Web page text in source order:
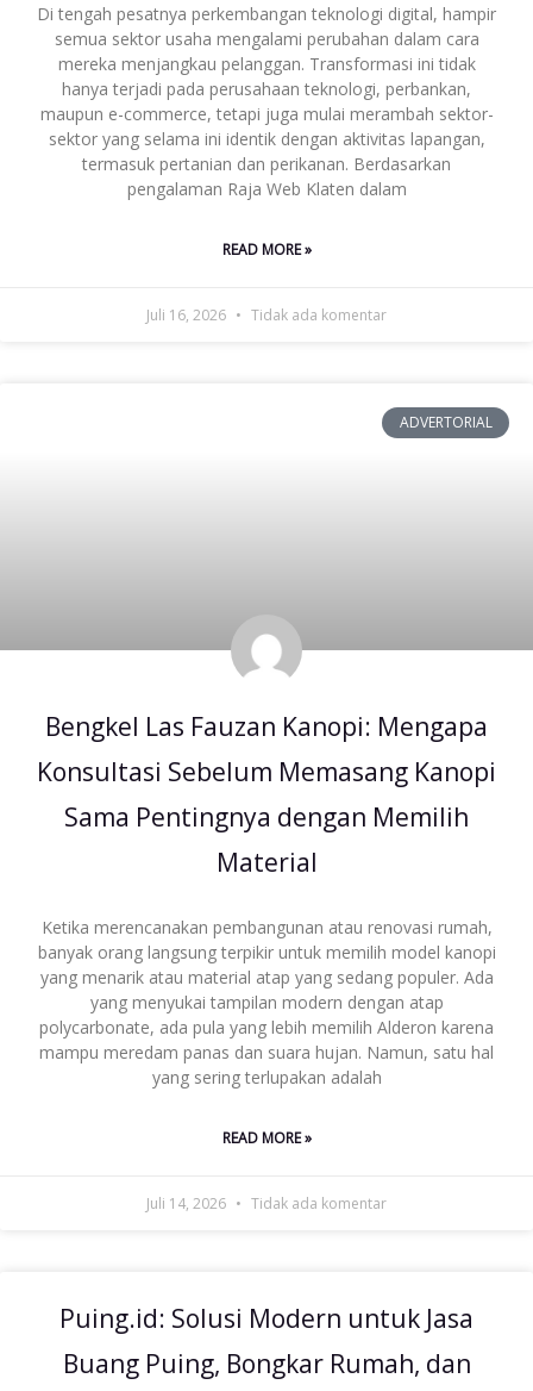
Di tengah pesatnya perkembangan teknologi digital, hampir
semua sektor usaha mengalami perubahan dalam cara
mereka menjangkau pelanggan. Transformasi ini tidak
hanya terjadi pada perusahaan teknologi, perbankan,
maupun e-commerce, tetapi juga mulai merambah sektor-
sektor yang selama ini identik dengan aktivitas lapangan,
termasuk pertanian dan perikanan. Berdasarkan
pengalaman Raja Web Klaten dalam
READ MORE »
Juli 16, 2026 Tidak ada komentar
ADVERTORIAL
Bengkel Las Fauzan Kanopi: Mengapa
Konsultasi Sebelum Memasang Kanopi
Sama Pentingnya dengan Memilih
Material
Ketika merencanakan pembangunan atau renovasi rumah,
banyak orang langsung terpikir untuk memilih model kanopi
yang menarik atau material atap yang sedang populer. Ada
yang menyukai tampilan modern dengan atap
polycarbonate, ada pula yang lebih memilih Alderon karena
mampu meredam panas dan suara hujan. Namun, satu hal
yang sering terlupakan adalah
READ MORE »
Juli 14, 2026 Tidak ada komentar
Puing.id: Solusi Modern untuk Jasa
Buang Puing, Bongkar Rumah, dan